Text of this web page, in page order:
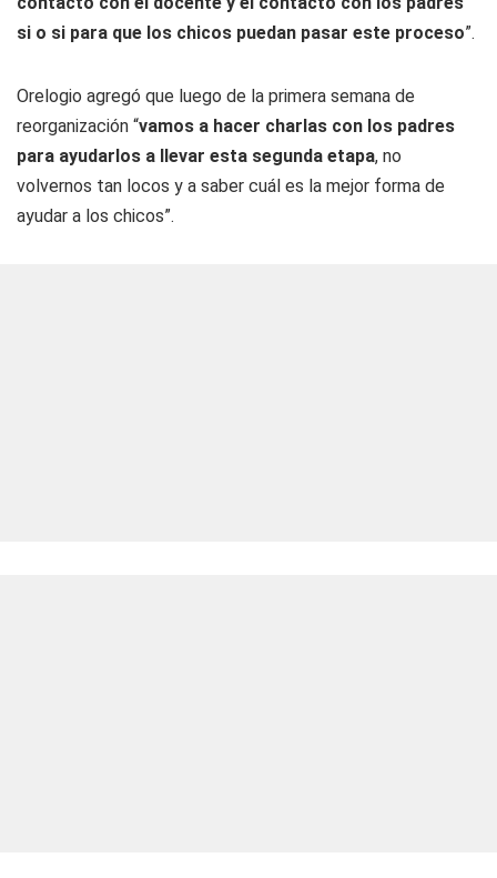
si o si para que los chicos puedan pasar este proceso”.
Orelogio agregó que luego de la primera semana de
reorganización “vamos a hacer charlas con los padres
para ayudarlos a llevar esta segunda etapa, no
volvernos tan locos y a saber cuál es la mejor forma de
ayudar a los chicos”.